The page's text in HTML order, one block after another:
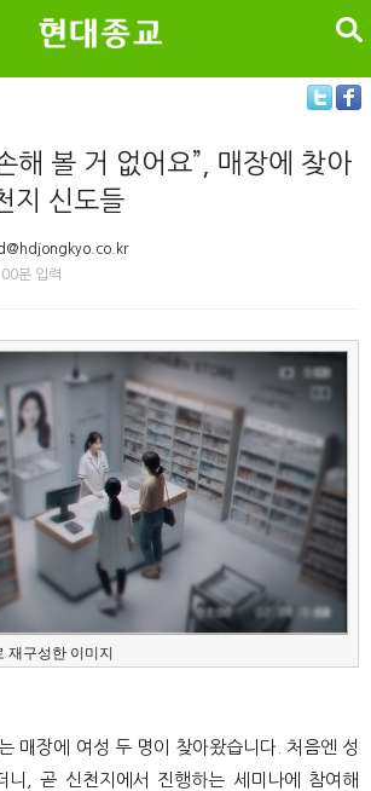
색
검색
해 볼 거 없어요”, 매장에 찾아
지 신도들
분 입력
구성한 이미지
매장에 여성 두 명이 찾아왔습니다. 처음엔 성
니, 곧 신천지에서 진행하는 세미나에 참여해